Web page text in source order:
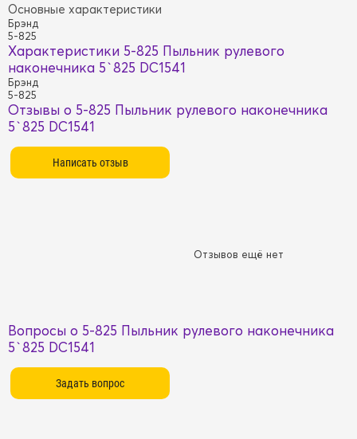
Основные характеристики
Брэнд
5-825
Характеристики 5-825 Пыльник рулевого
наконечника 5`825 DC1541
Брэнд
5-825
Отзывы о 5-825 Пыльник рулевого наконечника
5`825 DC1541
Отзывов ещё нет
Вопросы о 5-825 Пыльник рулевого наконечника
5`825 DC1541